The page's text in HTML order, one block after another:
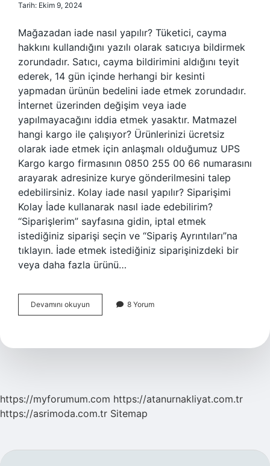
Tarih: Ekim 9, 2024
Mağazadan iade nasıl yapılır? Tüketici, cayma
hakkını kullandığını yazılı olarak satıcıya bildirmek
zorundadır. Satıcı, cayma bildirimini aldığını teyit
ederek, 14 gün içinde herhangi bir kesinti
yapmadan ürünün bedelini iade etmek zorundadır.
İnternet üzerinden değişim veya iade
yapılmayacağını iddia etmek yasaktır. Matmazel
hangi kargo ile çalışıyor? Ürünlerinizi ücretsiz
olarak iade etmek için anlaşmalı olduğumuz UPS
Kargo kargo firmasının 0850 255 00 66 numarasını
arayarak adresinize kurye gönderilmesini talep
edebilirsiniz. Kolay iade nasıl yapılır? Siparişimi
Kolay İade kullanarak nasıl iade edebilirim?
“Siparişlerim” sayfasına gidin, iptal etmek
istediğiniz siparişi seçin ve “Sipariş Ayrıntıları”na
tıklayın. İade etmek istediğiniz siparişinizdeki bir
veya daha fazla ürünü…
Devamını okuyun Matmazel
Iade
8 Yorum
https://myforumum.com https://atanurnakliyat.com.tr
https://asrimoda.com.tr Sitemap